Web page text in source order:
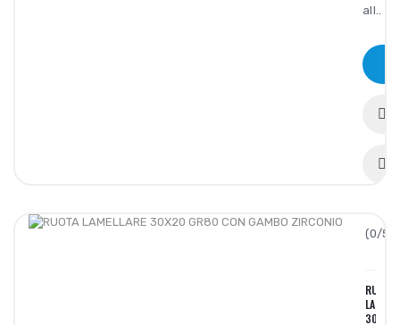
all..
(0/5):
RUOTA
30X20